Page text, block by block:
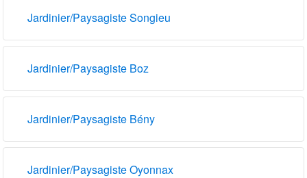
Jardinier/Paysagiste Songieu
Jardinier/Paysagiste Boz
Jardinier/Paysagiste Bény
Jardinier/Paysagiste Oyonnax